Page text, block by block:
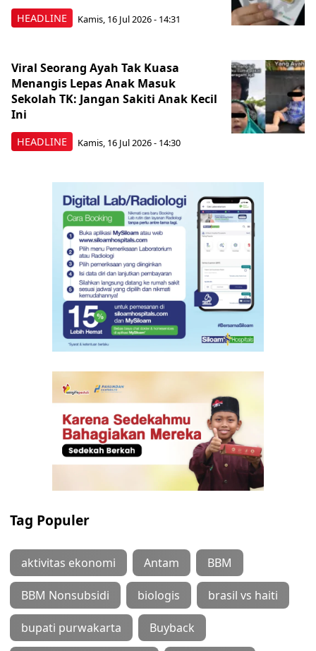
HEADLINE Kamis, 16 Jul 2026 - 14:31
HEADLINE
Viral Seorang Ayah Tak Kuasa
Menangis Lepas Anak Masuk
Sekolah TK: Jangan Sakiti Anak Kecil
Ini
Kamis, 16 Jul 2026 - 14:30
Tag Populer
aktivitas ekonomi Antam BBM
BBM Nonsubsidi biologis brasil vs haiti
bupati purwakarta Buyback